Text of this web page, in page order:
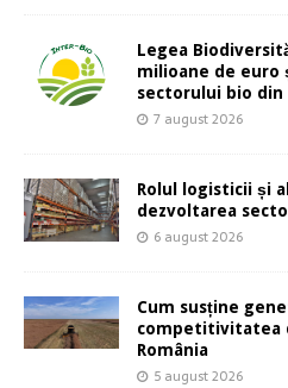
Legea
milioane de euro
sectorului bio din
7 august 2026
Rolul logisticii și
dezvoltarea
6 august 2026
Cum susține
competitivitatea
România
5 august 2026